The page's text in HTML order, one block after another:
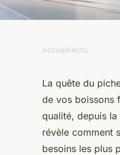
Accueil›Actu
La quête du
de vos boissons
qualité, depuis
révèle comment
besoins les plus